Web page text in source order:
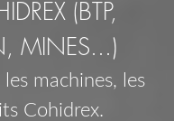
(BTP,
MINES...)
machines, les
Cohidrex.